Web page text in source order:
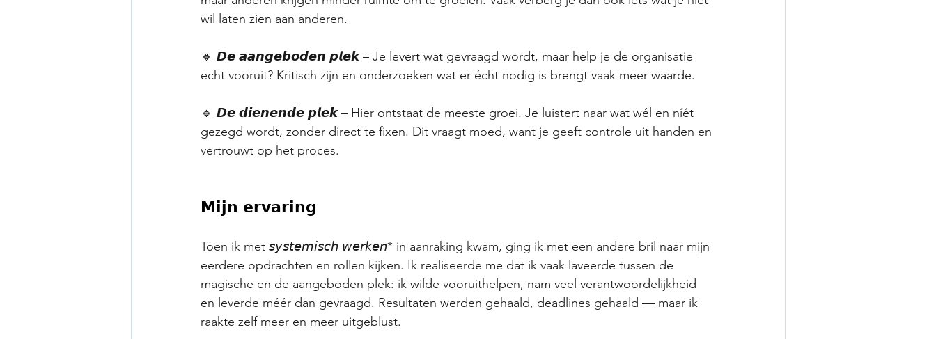
wil laten zien aan anderen.
🔹 𝘿𝙚 𝙖𝙖𝙣𝙜𝙚𝙗𝙤𝙙𝙚𝙣 𝙥𝙡𝙚𝙠 – Je levert wat gevraagd wordt, maar help je de organisatie
echt vooruit? Kritisch zijn en onderzoeken wat er écht nodig is brengt vaak meer waarde.
🔹 𝘿𝙚 𝙙𝙞𝙚𝙣𝙚𝙣𝙙𝙚 𝙥𝙡𝙚𝙠 – Hier ontstaat de meeste groei. Je luistert naar wat wél en níét
gezegd wordt, zonder direct te fixen. Dit vraagt moed, want je geeft controle uit handen en
vertrouwt op het proces.
𝗠𝗶𝗷𝗻 𝗲𝗿𝘃𝗮𝗿𝗶𝗻𝗴
Toen ik met 𝘴𝘺𝘴𝘵𝘦𝘮𝘪𝘴𝘤𝘩 𝘸𝘦𝘳𝘬𝘦𝘯* in aanraking kwam, ging ik met een andere bril naar mijn
eerdere opdrachten en rollen kijken. Ik realiseerde me dat ik vaak laveerde tussen de
magische en de aangeboden plek: ik wilde vooruithelpen, nam veel verantwoordelijkheid
en leverde méér dan gevraagd. Resultaten werden gehaald, deadlines gehaald — maar ik
raakte zelf meer en meer uitgeblust.